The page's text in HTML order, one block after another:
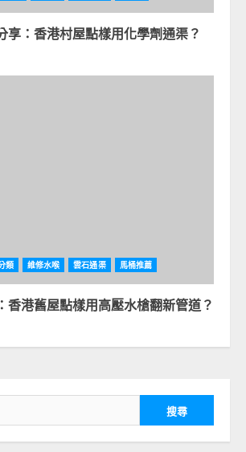
享：香港村屋點樣用化學劑通渠？
類 維修水喉 雲石通渠 馬桶推薦
香港舊屋點樣用高壓水槍翻新管道？